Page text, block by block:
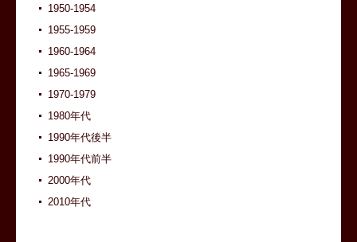
1950-1954
1955-1959
1960-1964
1965-1969
1970-1979
1980年代
1990年代後半
1990年代前半
2000年代
2010年代